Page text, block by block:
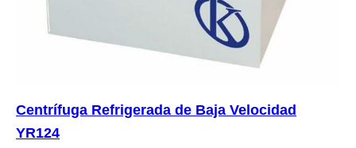
Centrífuga Refrigerada de Baja Velocidad
YR124